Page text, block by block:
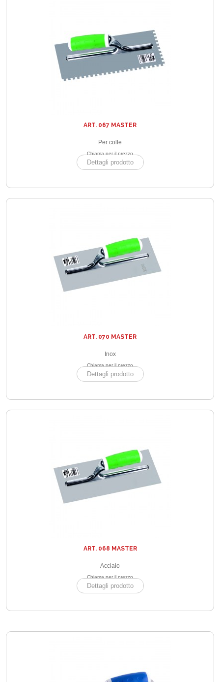
ART. 067 MASTER
Per colle
Chiama per il prezzo
Dettagli prodotto
ART. 070 MASTER
Inox
Chiama per il prezzo
Dettagli prodotto
ART. 068 MASTER
Acciaio
Chiama per il prezzo
Dettagli prodotto